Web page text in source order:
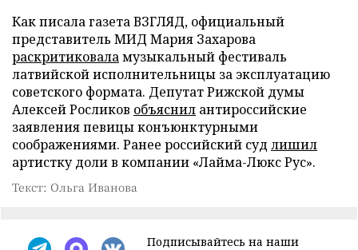
Как писала газета ВЗГЛЯД, официальный
представитель МИД Мария Захарова
раскритиковаламузыкальный фестиваль
латвийской исполнительницы за эксплуатацию
советского формата. Депутат Рижской думы
Алексей Росликов объяснил антироссийские
заявления певицы конъюнктурными
соображениями. Ранее российский суд лишил
артистку доли в компании «Лайма-Люкс Рус».
Текст: Ольга Иванова
Подписывайтесь на наши